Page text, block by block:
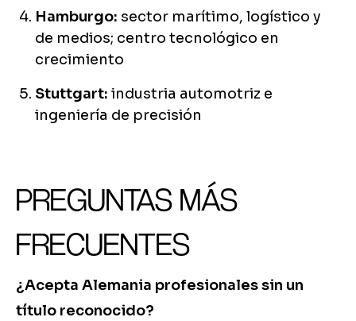
Hamburgo: sector marítimo, logístico y
de medios; centro tecnológico en
crecimiento
Stuttgart: industria automotriz e
ingeniería de precisión
PREGUNTAS MÁS
FRECUENTES
¿Acepta Alemania profesionales sin un
título reconocido?